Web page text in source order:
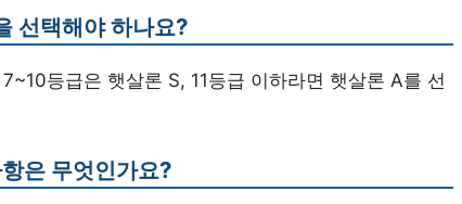
선택해야 하나요?
등급은 햇살론 S, 11등급 이하라면 햇살론 A를 선
은 무엇인가요?